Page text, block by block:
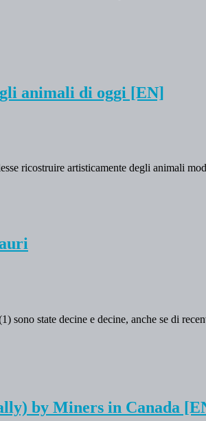
gli animali di oggi [EN]
ricostruire artisticamente degli animali
sono state decine e decine, anche se di
by Miners in Canada